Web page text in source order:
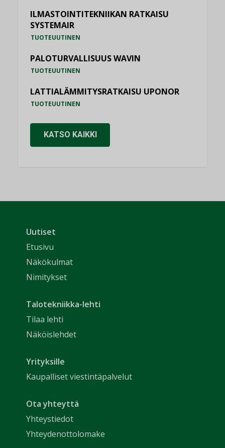
ILMASTOINTITEKNIIKAN RATKAISU
SYSTEMAIR
TUOTEUUTINEN
PALOTURVALLISUUS WAVIN
TUOTEUUTINEN
LATTIALÄMMITYSRATKAISU UPONOR
TUOTEUUTINEN
KATSO KAIKKI
Uutiset
Etusivu
Näkökulmat
Nimitykset
Talotekniikka-lehti
Tilaa lehti
Näköislehdet
Yrityksille
Kaupalliset viestintäpalvelut
Ota yhteyttä
Yhteystiedot
Yhteydenottolomake